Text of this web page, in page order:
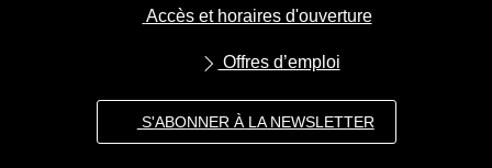
Accès et horaires d'ouverture
Offres d’emploi
S'ABONNER À LA NEWSLETTER